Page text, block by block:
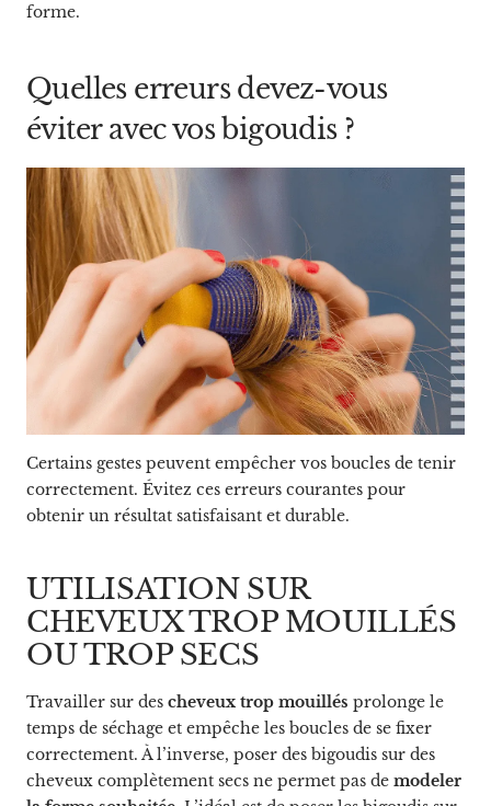
forme.
Quelles erreurs devez-vous
éviter avec vos bigoudis ?
Certains gestes peuvent empêcher vos boucles de tenir
correctement. Évitez ces erreurs courantes pour
obtenir un résultat satisfaisant et durable.
UTILISATION SUR
CHEVEUX TROP MOUILLÉS
OU TROP SECS
Travailler sur des cheveux trop mouillés prolonge le
temps de séchage et empêche les boucles de se fixer
correctement. À l’inverse, poser des bigoudis sur des
cheveux complètement secs ne permet pas de modeler